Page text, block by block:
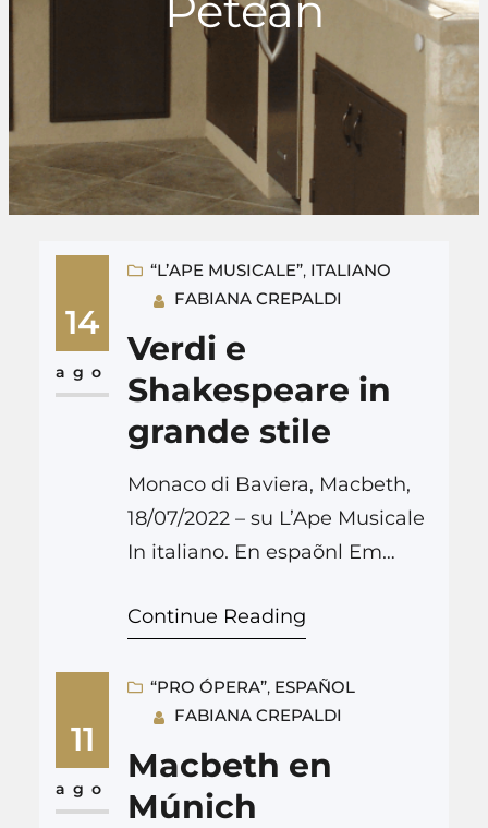
14
ago
“L’APE MUSICALE”, ITALIANO
FABIANA CREPALDI
Verdi e
Shakespeare in
grande stile
Monaco di Baviera, Macbeth,
18/07/2022 – su L’Ape Musicale
In italiano. En espaõnl Em
Continue Reading
11
ago
“PRO ÓPERA”, ESPAÑOL
FABIANA CREPALDI
Macbeth en
Múnich